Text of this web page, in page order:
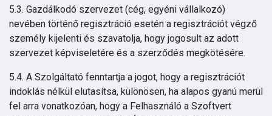
5.3. Gazdálkodó szervezet (cég, egyéni vállalkozó)
nevében történő regisztráció esetén a regisztrációt végző
személy kijelenti és szavatolja, hogy jogosult az adott
szervezet képviseletére és a szerződés megkötésére.
5.4. A Szolgáltató fenntartja a jogot, hogy a regisztrációt
indoklás nélkül elutasítsa, különösen, ha alapos gyanú merül
fel arra vonatkozóan, hogy a Felhasználó a Szoftvert